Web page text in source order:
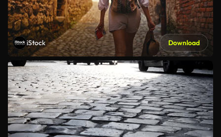
iStock Download